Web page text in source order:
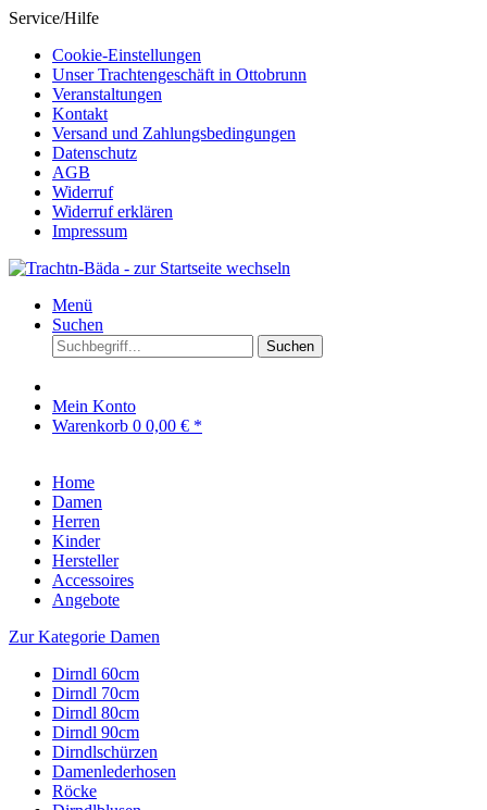
Service/Hilfe
Cookie-Einstellungen
Unser Trachtengeschäft in Ottobrunn
Veranstaltungen
Kontakt
Versand und Zahlungsbedingungen
Datenschutz
AGB
Widerruf
Widerruf erklären
Impressum
Menü
Suchen
Suchen
Mein Konto
Warenkorb 0 0,00 € *
Home
Damen
Herren
Kinder
Hersteller
Accessoires
Angebote
Zur Kategorie Damen
Dirndl 60cm
Dirndl 70cm
Dirndl 80cm
Dirndl 90cm
Dirndlschürzen
Damenlederhosen
Röcke